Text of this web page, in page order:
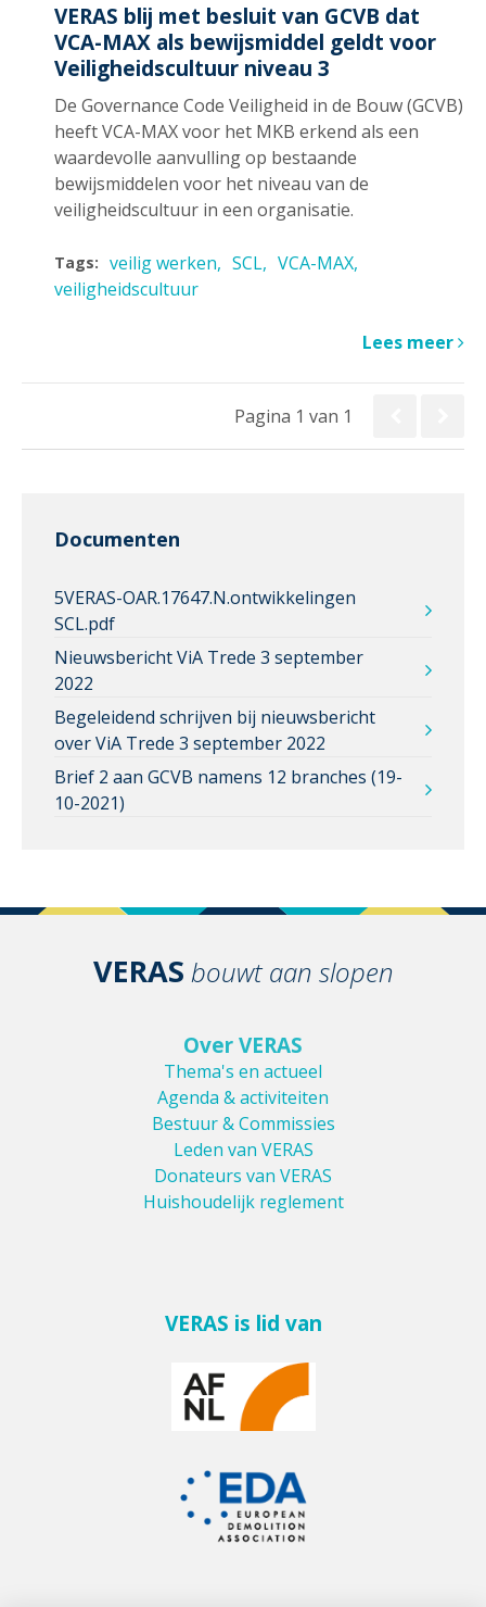
VERAS blij met besluit van GCVB dat
VCA-MAX als bewijsmiddel geldt voor
Veiligheidscultuur niveau 3
De Governance Code Veiligheid in de Bouw (GCVB)
heeft VCA-MAX voor het MKB erkend als een
waardevolle aanvulling op bestaande
bewijsmiddelen voor het niveau van de
veiligheidscultuur in een organisatie.
Tags: veilig werken SCL
VCA-MAX
veiligheidscultuur
Lees meer
Pagina 1 van 1
Documenten
5VERAS-OAR.17647.N.ontwikkelingen
SCL.pdf
Nieuwsbericht ViA Trede 3 september
2022
Begeleidend schrijven bij nieuwsbericht
over ViA Trede 3 september 2022
Brief 2 aan GCVB namens 12 branches (19-
10-2021)
VERAS bouwt aan slopen
Over VERAS
Thema's en actueel
Agenda & activiteiten
Bestuur & Commissies
Leden van VERAS
Donateurs van VERAS
Huishoudelijk reglement
VERAS is lid van